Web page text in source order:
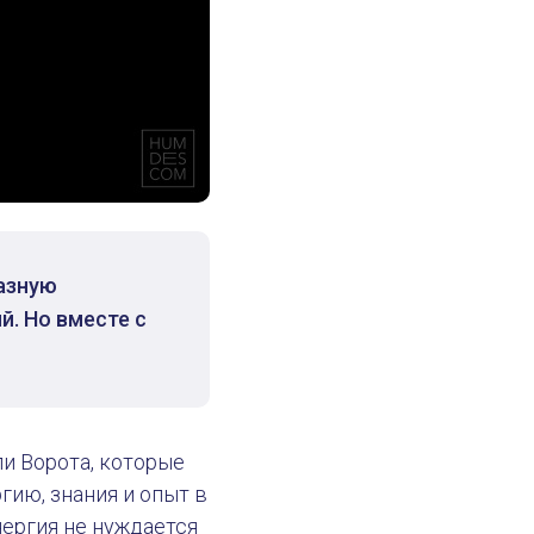
Но вместе с
Ворота, которые
знания и опыт в
не нуждается